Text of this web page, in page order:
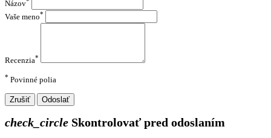
Názov
Vaše meno*
Recenzia*
* Povinné polia
Zrušiť Odoslať
check_circle Skontrolovať pred odoslaním